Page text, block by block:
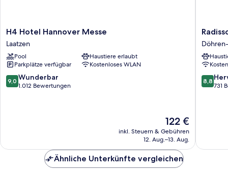
H4
Hotel
Hannover
Messe
Laatzen
H4 Hotel Hannover Messe
Laatzen
Pool
Haustiere erlaubt
Parkplätze verfügbar
Kostenloses WLAN
9.0
von
9,0 Wunderbar
1.012 Bewertungen
Der
Preis
beträgt
122 €
inkl. Steuern & Gebühren
12. Aug.–13. Aug.
Blu
Hotel,
Döhren-
Wülfel
8.8
von
8,8
731
Ähnliche Unterkünfte vergleichen